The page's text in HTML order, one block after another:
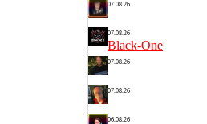
07.08.26
07.08.26
Black-One
07.08.26
07.08.26
06.08.26